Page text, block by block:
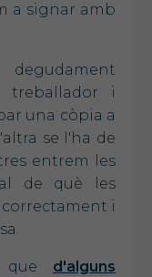
a signar amb
degudament
treballador i
una còpia a
se l'ha de
entrem les
de què les
correctament i
que d'alguns